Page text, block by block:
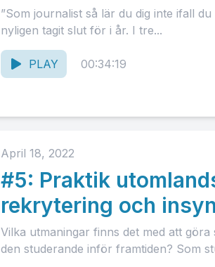
”Som journalist så lär du dig inte ifall
nyligen tagit slut för i år. I tre...
PLAY 00:34:19
April 18, 2022
#5: Praktik
rekrytering och
Vilka utmaningar finns det med att
den studerande inför framtiden? Som